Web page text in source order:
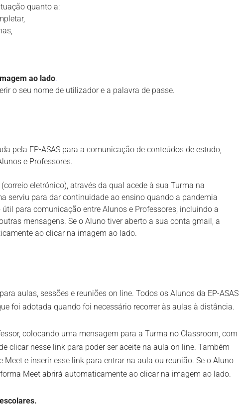
quanto a:
ao lado.
o seu nome de utilizador e a palavra de passe.
pela EP-ASAS para a comunicação de conteúdos de estudo,
e Professores.
eletrónico), através da qual acede à sua Turma na
serviu para dar continuidade ao ensino quando a pandemia
para comunicação entre Alunos e Professores, incluindo a
mensagens. Se o Aluno tiver aberto a sua conta gmail, a
ao clicar na imagem ao lado.
aulas, sessões e reuniões on line. Todos os Alunos da EP-ASAS
foi adotada quando foi necessário recorrer às aulas à distância.
colocando uma mensagem para a Turma no Classroom, com
clicar nesse link para poder ser aceite na aula on line. Também
e inserir esse link para entrar na aula ou reunião. Se o Aluno
Meet abrirá automaticamente ao clicar na imagem ao lado.